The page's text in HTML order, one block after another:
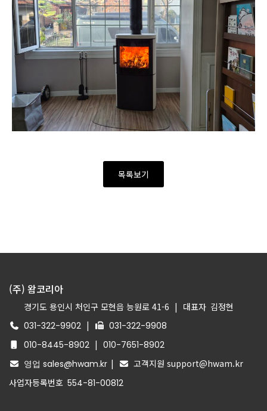
목록보기
(주) 왐코리아
경기도 용인시 처인구 모현읍 능원로 41-6 | 대표자 김정현
031-322-9902 |
031-322-9908
010-8445-8902 | 010-7651-8902
영업 sales@hwam.kr |
고객지원 support@hwam.kr
사업자등록번호 554-81-00812